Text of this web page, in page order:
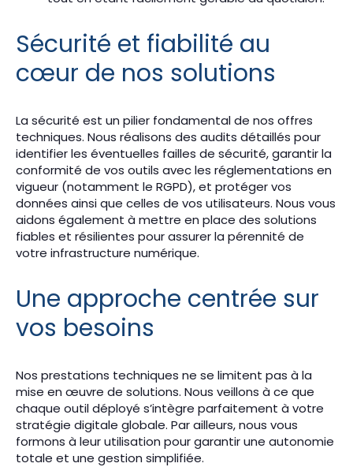
Sécurité et fiabilité au
cœur de nos solutions
La sécurité est un pilier fondamental de nos offres
techniques. Nous réalisons des audits détaillés pour
identifier les éventuelles failles de sécurité, garantir la
conformité de vos outils avec les réglementations en
vigueur (notamment le RGPD), et protéger vos
données ainsi que celles de vos utilisateurs. Nous vous
aidons également à mettre en place des solutions
fiables et résilientes pour assurer la pérennité de
votre infrastructure numérique.
Une approche centrée sur
vos besoins
Nos prestations techniques ne se limitent pas à la
mise en œuvre de solutions. Nous veillons à ce que
chaque outil déployé s’intègre parfaitement à votre
stratégie digitale globale. Par ailleurs, nous vous
formons à leur utilisation pour garantir une autonomie
totale et une gestion simplifiée.